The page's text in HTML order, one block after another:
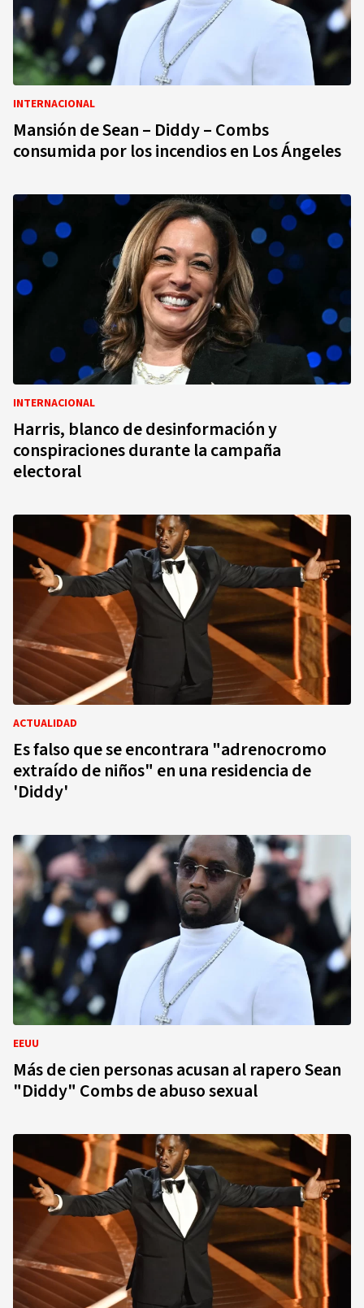
INTERNACIONAL
Mansión de Sean – Diddy – Combs
consumida por los incendios en Los Ángeles
INTERNACIONAL
Harris, blanco de desinformación y
conspiraciones durante la campaña
electoral
ACTUALIDAD
Es falso que se encontrara "adrenocromo
extraído de niños" en una residencia de
'Diddy'
EEUU
Más de cien personas acusan al rapero Sean
"Diddy" Combs de abuso sexual